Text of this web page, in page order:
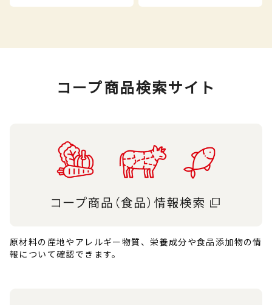
コープ商品検索サイト
原材料の産地やアレルギー物質、栄養成分や食品添加物の情
報について確認できます。